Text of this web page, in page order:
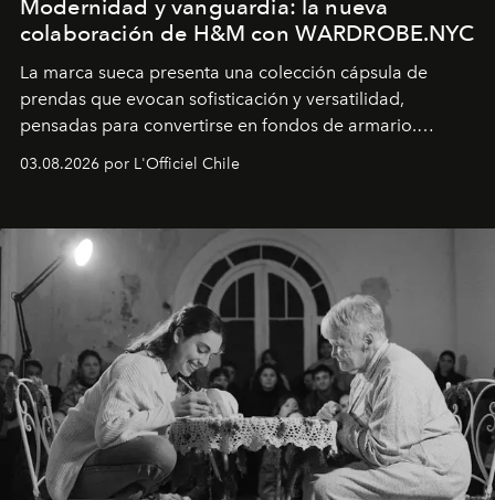
Modernidad y vanguardia: la nueva
colaboración de H&M con WARDROBE.NYC
La marca sueca presenta una colección cápsula de
prendas que evocan sofisticación y versatilidad,
pensadas para convertirse en fondos de armario.
03.08.2026 por L'Officiel Chile